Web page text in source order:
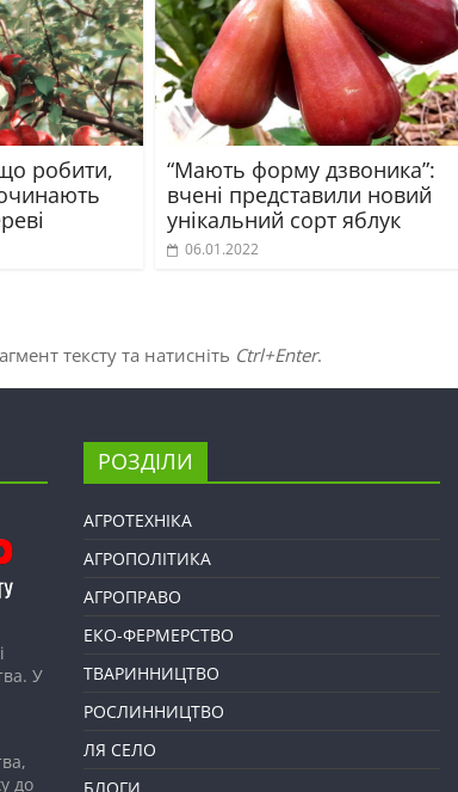
робити,
“Мають форму дзвоника”:
вчені представили новий
унікальний сорт яблук
06.01.2022
тексту та натисніть Ctrl+Enter.
У
до
РОЗДІЛИ
АГРОТЕХНІКА
АГРОПОЛІТИКА
АГРОПРАВО
ЕКО-ФЕРМЕРСТВО
ТВАРИННИЦТВО
РОСЛИННИЦТВО
ЛЯ СЕЛО
БЛОГИ